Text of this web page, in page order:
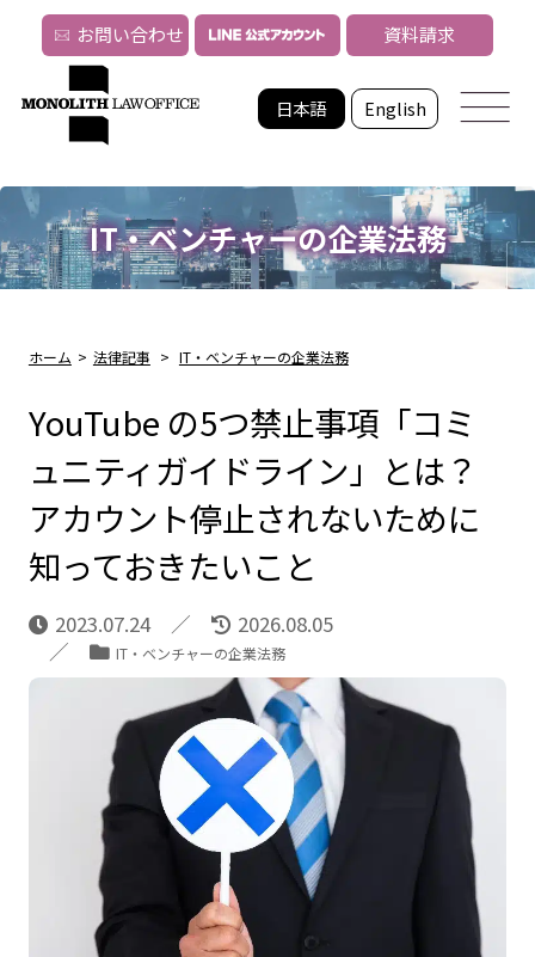
日本語 English
お問い合わせ 資料請求
IT・ベンチャーの企業法務
ホーム > 法律記事 > IT・ベンチャーの企業法務
YouTube の5つ禁止事項「コミ
ュニティガイドライン」とは？
アカウント停止されないために
知っておきたいこと
2023.07.24 2026.08.05
IT・ベンチャーの企業法務